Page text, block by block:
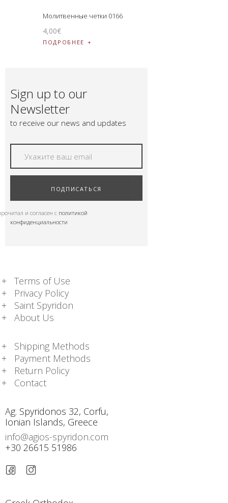
Молитвенные четки 0166
4,00€
ПОДРОБНЕЕ
Sign up to our
Newsletter
to receive our news and updates
ПОДПИСАТЬСЯ
и согласен с политикой
конфиденциальности
Terms of Use
Privacy Policy
Saint Spyridon
About Us
Shipping Methods
Payment Methods
Return Policy
Contact
Ag. Spyridonos 32, Corfu,
Ionian Islands, Greece
info@agios-spyridon.com
+30 26615 51986